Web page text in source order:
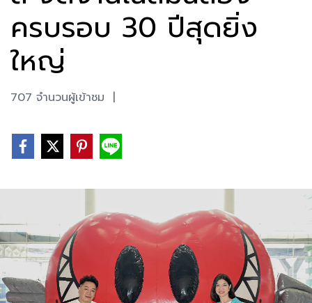
ครบรอบ 30 ปีสุดยิ่ง
ใหญ่
707 จำนวนผู้เข้าชม |